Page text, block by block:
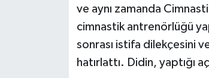
ve aynı zamanda
cimnastik antrenörlüğü
sonrası istifa dilekçesini
hatırlattı. Didin, yaptığı